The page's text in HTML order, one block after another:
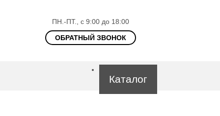
ПН.-ПТ., с 9:00 до 18:00
ОБРАТНЫЙ ЗВОНОК
Каталог